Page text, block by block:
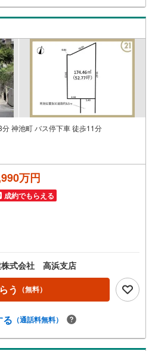
無料物件のご紹介だけでなく住宅ロ
まずは家探しについて話を聞きたい
！年間8000棟以上の限定物件を発表
スだから出会える物件が多数ござい
連絡・ご相談ください！※限定物件:
社を含めた数社でのみご紹介可能な
ベロップメントの物件
神池町 バス停下車 徒歩11分
万円
成約でもらえる
株式会社 高浜支店
う （無料）
る （通話料無料）